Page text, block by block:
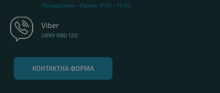
Понеделник - Петък: 9:00 - 17:30
Viber
0899 680 120
КОНТАКТНА ФОРМА